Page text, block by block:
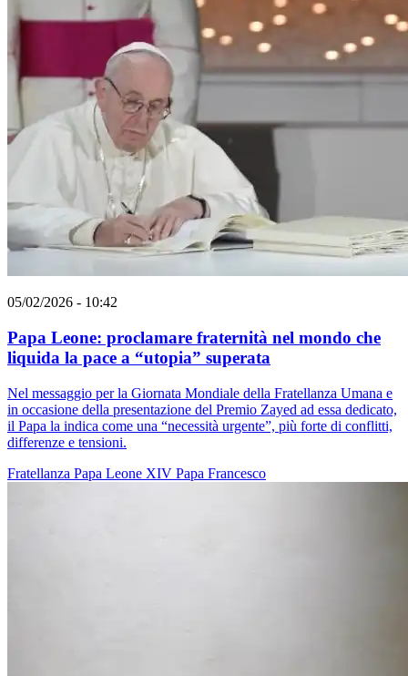
05/02/2026 - 10:42
Papa Leone: proclamare fraternità nel mondo che
liquida la pace a “utopia” superata
Nel messaggio per la Giornata Mondiale della Fratellanza Umana e
in occasione della presentazione del Premio Zayed ad essa dedicato,
il Papa la indica come una “necessità urgente”, più forte di conflitti,
differenze e tensioni.
Fratellanza Papa Leone XIV Papa Francesco